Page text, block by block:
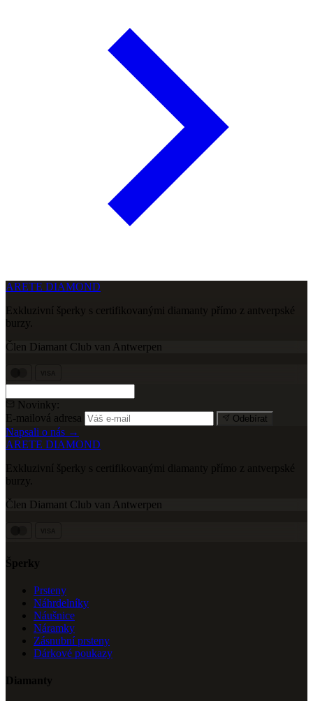
ARETE DIAMOND
Exkluzivní šperky s certifikovanými diamanty přímo z antverpské
burzy.
Člen Diamant Club van Antwerpen
Novinky:
E-mailová adresa
Odebírat
Napsali o nás →
ARETE DIAMOND
Exkluzivní šperky s certifikovanými diamanty přímo z antverpské
burzy.
Člen Diamant Club van Antwerpen
Šperky
Prsteny
Náhrdelníky
Náušnice
Náramky
Zásnubní prsteny
Dárkové poukazy
Diamanty